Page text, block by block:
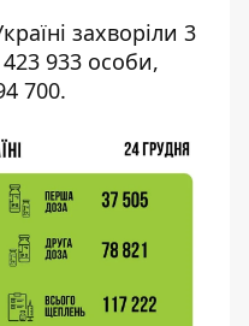
захворіли 3
933 особи,
700.